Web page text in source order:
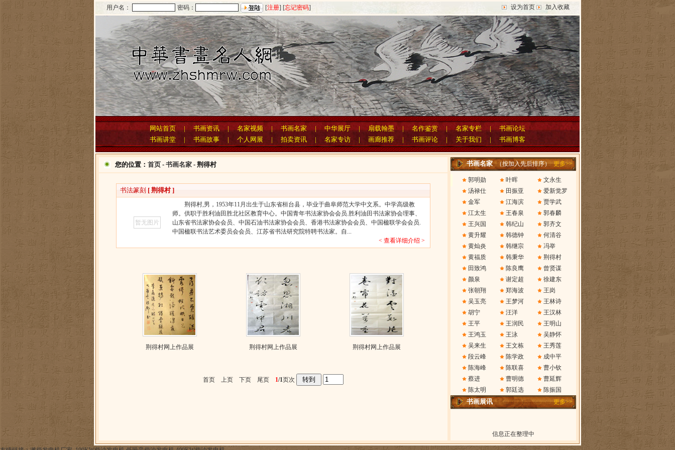
用户名： 密码： [注册] [忘记密码] 设为首页 加入收藏
网站首页 |书画资讯 |名家视频 |书画名家 |中华展厅 |扇载翰墨 |名作鉴赏 |名家专栏 | 书画论坛
书画讲堂
| 书画故事 | 个人网展 | 拍卖资讯 | 名家专访 | 画廊推荐 | 书画评论 | 关于我们 | 书画博客
您的位置： 首页 - 书画名家 - 荆得村
书法篆刻 [ 荆得村 ]
暂无图片
荆得村,男，1953年11月出生于山东省桓台县，毕业于曲阜师范大学中文系。中学高级教
师。供职于胜利油田胜北社区教育中心。中国青年书法家协会会员.胜利油田书法家协会理事、
山东省书法家协会会员、中国石油书法家协会会员、香港书法家协会会员、中国楹联学会会员.
中国楹联书法艺术委员会会员、江苏省书法研究院特聘书法家。自...
< 查看详细介绍 >
荆得村网上作品展 荆得村网上作品展 荆得村网上作品展
首页 上页 下页 尾页 1/1页次
书画名家 （按加入先后排序） 更多>>
郭明勋 叶晖
文永生
汤禄仕
田振亚
爱新觉罗
金军
江海滨
贾学武
江太生
王春泉
郭春麟
王兴国
韩纪山
郭齐文
黄升耀
韩德钟
何清谷
黄灿炎
韩继宗
冯举
黄福质
韩秉华
荆得村
田致鸿
陈良鹰
曾贤谋
颜泉
谢定超
徐建东
张朝翔
郑海波
王岗
吴玉亮
王梦河
王林诗
胡宁
汪洋
王汉林
王平
王润民
王明山
王鸿玉
王泳
吴静怀
吴来生
王文栋
王秀莲
段云峰
陈学政
成中平
陈海峰
陈联喜
曹小钦
蔡进
曹明德
曹延辉
陈太明
郭廷选 陈振国
书画展讯 更多>>
信息正在整理中